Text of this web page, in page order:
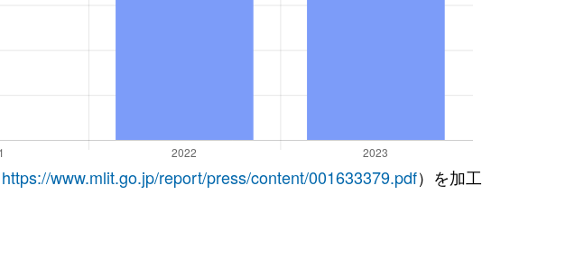
https://www.mlit.go.jp/report/press/content/001633379.pdf）を加工